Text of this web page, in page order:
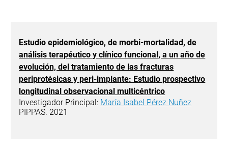
Estudio epidemiológico, de morbi-mortalidad, de
análisis terapéutico y clínico funcional, a un año de
evolución, del tratamiento de las fracturas
periprotésicas y peri-implante: Estudio prospectivo
longitudinal observacional multicéntrico
Investigador Principal: María Isabel Pérez Nuñez
PIPPAS. 2021